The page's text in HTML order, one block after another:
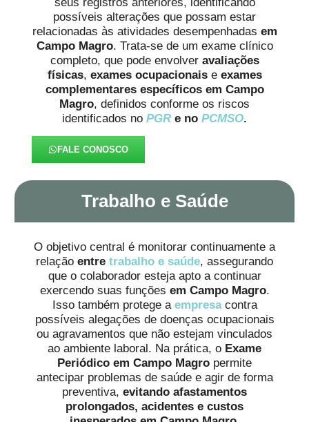
possíveis alterações que possam estar
relacionadas às atividades desempenhadas em
Campo Magro. Trata-se de um exame clínico
completo, que pode envolver avaliações
físicas, exames ocupacionaise exames
complementares específicos em Campo
Magro, definidos conforme os riscos
identificados no PGR e no PCMSO.
FALE CONOSCO
Trabalho e Saúde
O objetivo central é monitorar continuamente a
relação entre trabalho e saúde, assegurando
que o colaborador esteja apto a continuar
exercendo suas funções em Campo Magro.
Isso também protege a empresa contra
possíveis alegações de doenças ocupacionais
ou agravamentos que não estejam vinculados
ao ambiente laboral. Na prática, o Exame
Periódico em Campo Magro permite
antecipar problemas de saúde e agir de forma
preventiva, evitando afastamentos
prolongados, acidentes e custos